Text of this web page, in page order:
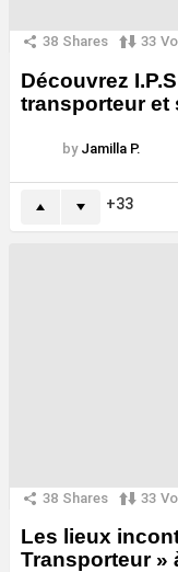
38 Shares 33
Découvrez
transporteur et
by Jamilla P.
33
38 Shares 33
Les lieux
Transporteur »